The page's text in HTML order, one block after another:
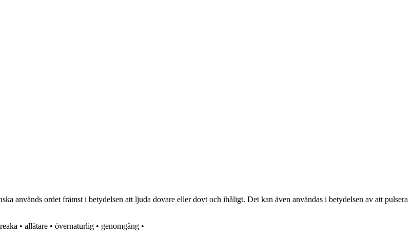
används ordet främst i betydelsen att ljuda dovare eller dovt och ihåligt. Det kan även användas i betydelsen av att pulsera
• allätare • övernaturlig • genomgång •